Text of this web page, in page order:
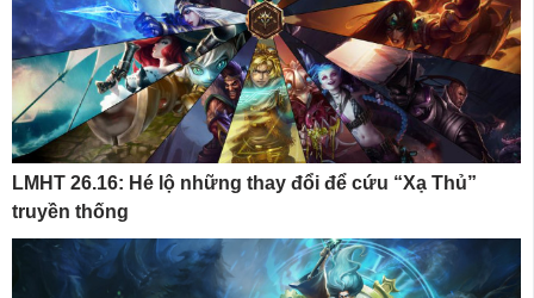
LMHT 26.16: Hé lộ những thay đổi để cứu “Xạ Thủ”
truyền thống